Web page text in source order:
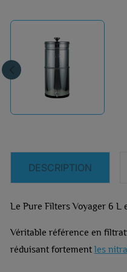
DESCRIPTION
Le Pure Filters Voyager 6 L
Véritable référence en
réduisant fortementles